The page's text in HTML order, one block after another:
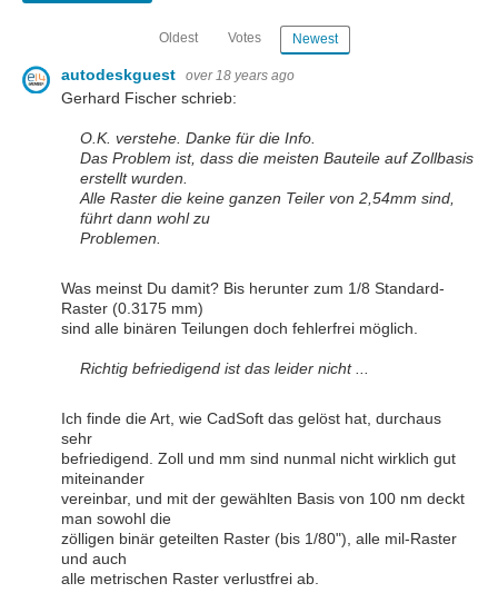
Oldest Votes Newest
autodeskguest over 18 years ago
Gerhard Fischer schrieb:
O.K. verstehe. Danke für die Info.
Das Problem ist, dass die meisten Bauteile auf Zollbasis
erstellt wurden.
Alle Raster die keine ganzen Teiler von 2,54mm sind,
führt dann wohl zu
Problemen.
Was meinst Du damit? Bis herunter zum 1/8 Standard-
Raster (0.3175 mm)
sind alle binären Teilungen doch fehlerfrei möglich.
Richtig befriedigend ist das leider nicht ...
Ich finde die Art, wie CadSoft das gelöst hat, durchaus
sehr
befriedigend. Zoll und mm sind nunmal nicht wirklich gut
miteinander
vereinbar, und mit der gewählten Basis von 100 nm deckt
man sowohl die
zölligen binär geteilten Raster (bis 1/80"), alle mil-Raster
und auch
alle metrischen Raster verlustfrei ab.